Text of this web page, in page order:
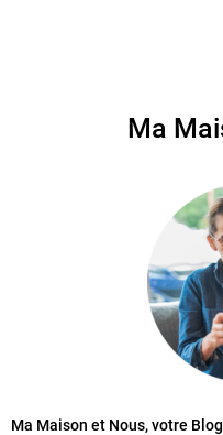
Ma
Ma Maison et Nous, votre